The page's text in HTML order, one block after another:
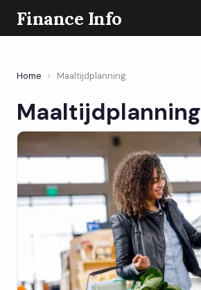
Finance Info
Home › Maaltijdplanning
Maaltijdplanning